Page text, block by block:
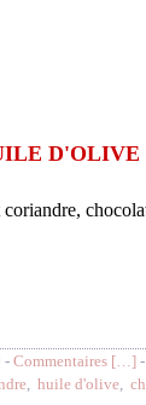
D'OLIVE
- Commentaires […]
, huile d'olive,